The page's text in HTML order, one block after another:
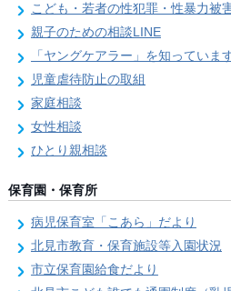
こども・若者の性犯罪・性暴力被
親子のための相談LINE
「ヤングケアラー」を知っていま
児童虐待防止の取組
家庭相談
女性相談
ひとり親相談
保育園・保育所
病児保育室「こあら」だより
北見市教育・保育施設等入園状況
市立保育園給食だより